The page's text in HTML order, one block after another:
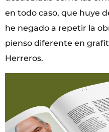
en todo caso, que huye
he negado a repetir la
pienso diferente en
Herreros.